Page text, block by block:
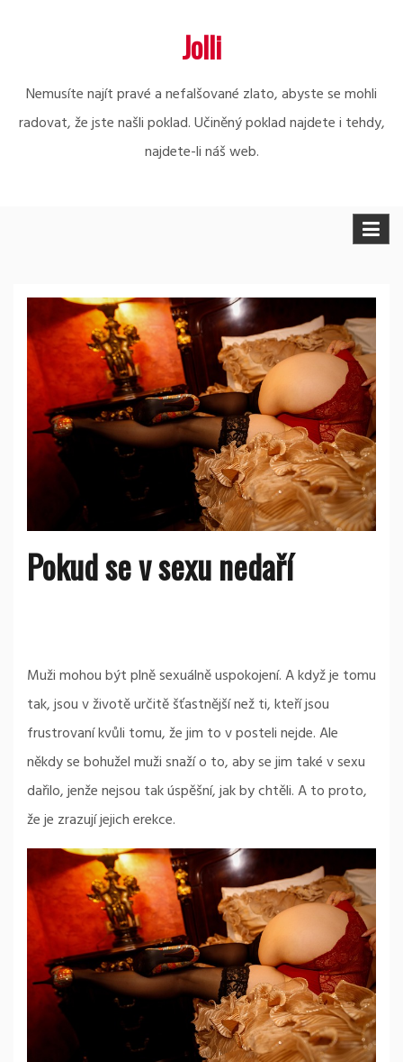
Jolli
Nemusíte najít pravé a nefalšované zlato, abyste se mohli
radovat, že jste našli poklad. Učiněný poklad najdete i tehdy,
najdete-li náš web.
Pokud se v sexu nedaří
Muži mohou být plně sexuálně uspokojení. A když je tomu
tak, jsou v životě určitě šťastnější než ti, kteří jsou
frustrovaní kvůli tomu, že jim to v posteli nejde. Ale
někdy se bohužel muži snaží o to, aby se jim také v sexu
dařilo, jenže nejsou tak úspěšní, jak by chtěli. A to proto,
že je zrazují jejich erekce.